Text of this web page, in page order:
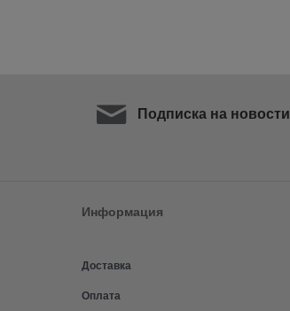
Подписка на новости
Информация
Доставка
Оплата